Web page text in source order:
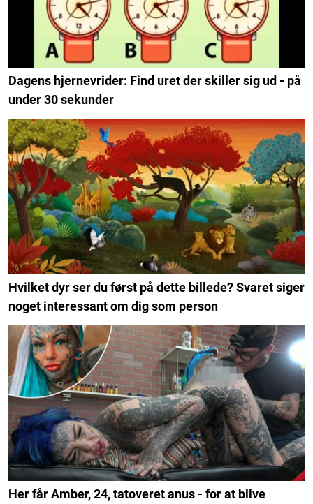
Dagens hjernevrider: Find uret der skiller sig ud - på
under 30 sekunder
Hvilket dyr ser du først på dette billede? Svaret siger
noget interessant om dig som person
Her får Amber, 24, tatoveret anus - for at blive